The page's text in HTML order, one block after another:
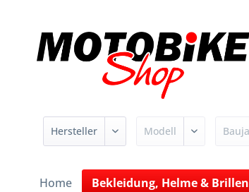
Home Bekleidung, Helme & Brillen